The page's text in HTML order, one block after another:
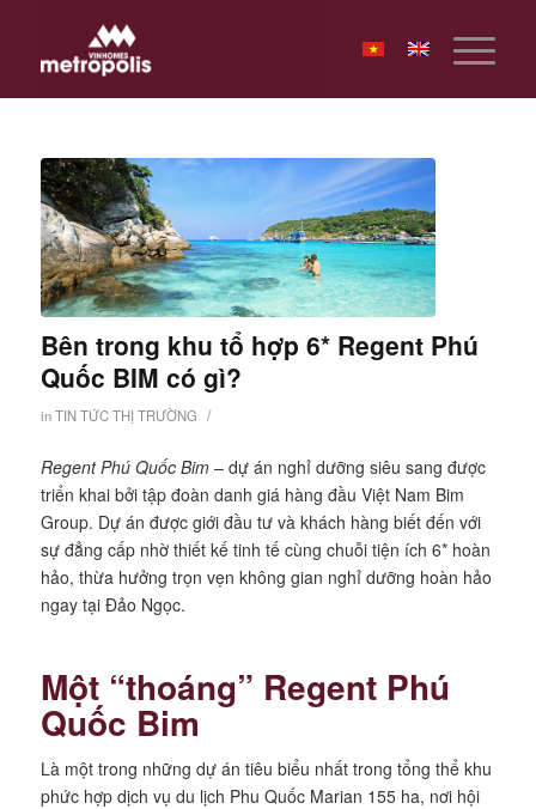
Bên trong khu tổ hợp 6* Regent Phú
Quốc BIM có gì?
inTIN TỨC THỊ TRƯỜNG /
Regent Phú Quốc Bim– dự án nghỉ dưỡng siêu sang được
triển khai bởi tập đoàn danh giá hàng đầu Việt Nam Bim
Group. Dự án được giới đầu tư và khách hàng biết đến với
sự đẳng cấp nhờ thiết kế tinh tế cùng chuỗi tiện ích 6* hoàn
hảo, thừa hưởng trọn vẹn không gian nghỉ dưỡng hoàn hảo
ngay tại Đảo Ngọc.
Một “thoáng” Regent Phú
Quốc Bim
Là một trong những dự án tiêu biểu nhất trong tổng thể khu
phức hợp dịch vụ du lịch Phu Quốc Marian 155 ha, nơi hội